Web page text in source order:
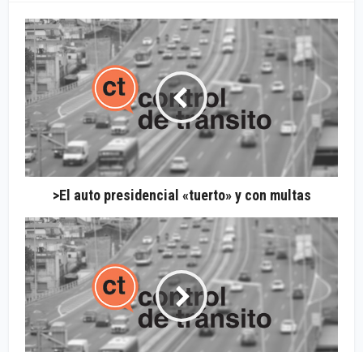
>El auto presidencial «tuerto» y con multas